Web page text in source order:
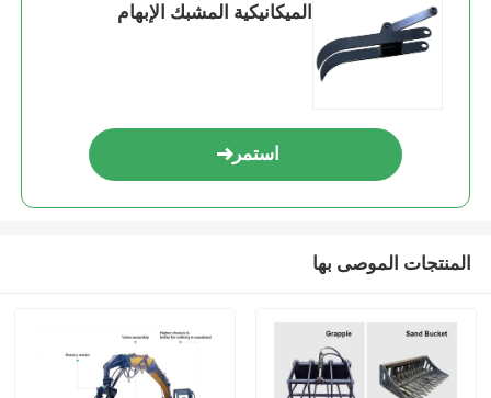
الميكانيكية المشبك الإبهام
استمر
المنتجات الموصى بها